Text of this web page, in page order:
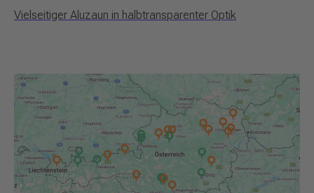
Vielseitiger Aluzaun in halbtransparenter Optik